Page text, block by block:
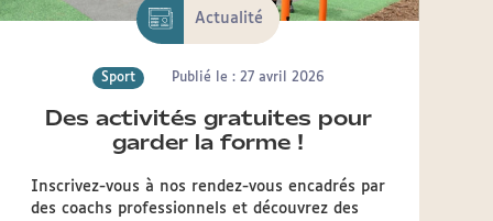
Des activités gratuites pour
garder la forme !
Actualité
Sport Publié le : 27 avril 2026
Inscrivez-vous à nos rendez-vous encadrés par
des coachs professionnels et découvrez des